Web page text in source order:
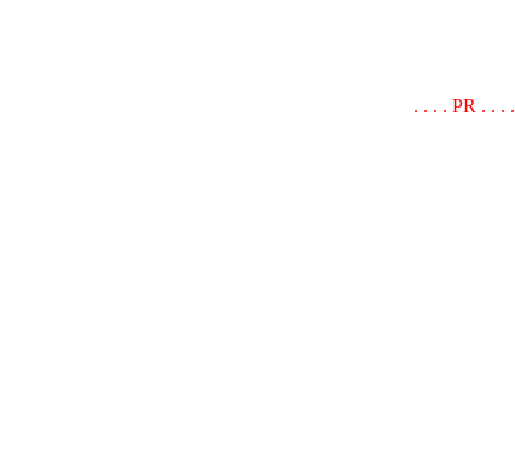
. . . . PR . . . .